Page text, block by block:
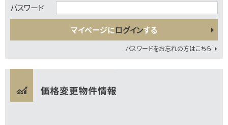
パスワード
マイページにログインする
パスワードをお忘れの方はこちら